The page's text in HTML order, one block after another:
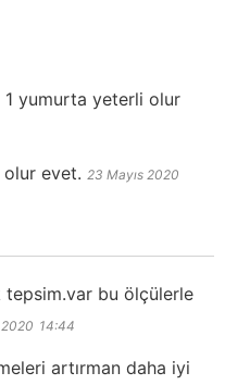
1 yumurta yeterli olur
evet. 23 Mayıs 2020
bu ölçülerle
2020 14:44
artırman daha iyi